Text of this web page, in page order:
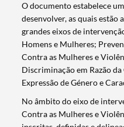
Search term
O documento estabelece
desenvolver, as quais estão
grandes eixos de
Homens e Mulheres;
Contra as Mulheres e
Discriminação em Razão
Expressão de Género e
No âmbito do eixo de
Contra as Mulheres e